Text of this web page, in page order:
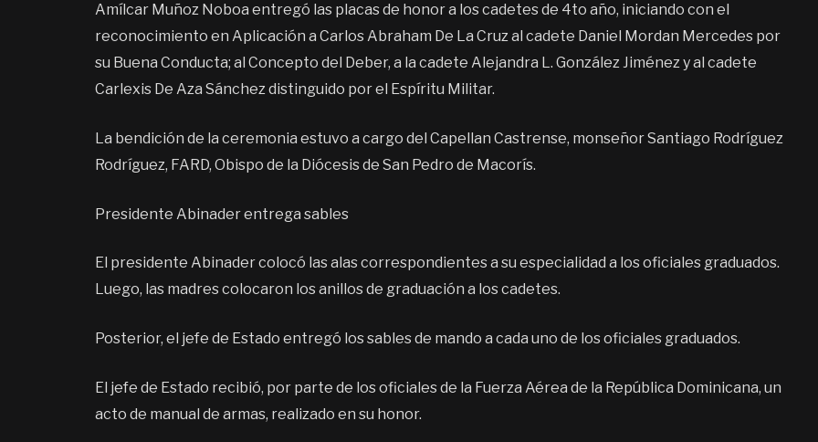
Amílcar Muñoz Noboa entregó las placas de honor a los cadetes de 4to año, iniciando con el
reconocimiento en Aplicación a Carlos Abraham De La Cruz al cadete Daniel Mordan Mercedes por
su Buena Conducta; al Concepto del Deber, a la cadete Alejandra L. González Jiménez y al cadete
Carlexis De Aza Sánchez distinguido por el Espíritu Militar.
La bendición de la ceremonia estuvo a cargo del Capellan Castrense, monseñor Santiago Rodríguez
Rodríguez, FARD, Obispo de la Diócesis de San Pedro de Macorís.
Presidente Abinader entrega sables
El presidente Abinader colocó las alas correspondientes a su especialidad a los oficiales graduados.
Luego, las madres colocaron los anillos de graduación a los cadetes.
Posterior, el jefe de Estado entregó los sables de mando a cada uno de los oficiales graduados.
El jefe de Estado recibió, por parte de los oficiales de la Fuerza Aérea de la República Dominicana, un
acto de manual de armas, realizado en su honor.